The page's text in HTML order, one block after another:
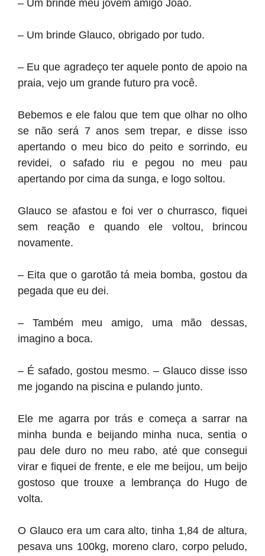
– Um brinde meu jovem amigo João.
– Um brinde Glauco, obrigado por tudo.
– Eu que agradeço ter aquele ponto de apoio na
praia, vejo um grande futuro pra você.
Bebemos e ele falou que tem que olhar no olho
se não será 7 anos sem trepar, e disse isso
apertando o meu bico do peito e sorrindo, eu
revidei, o safado riu e pegou no meu pau
apertando por cima da sunga, e logo soltou.
Glauco se afastou e foi ver o churrasco, fiquei
sem reação e quando ele voltou, brincou
novamente.
– Eita que o garotão tá meia bomba, gostou da
pegada que eu dei.
– Também meu amigo, uma mão dessas,
imagino a boca.
– É safado, gostou mesmo. – Glauco disse isso
me jogando na piscina e pulando junto.
Ele me agarra por trás e começa a sarrar na
minha bunda e beijando minha nuca, sentia o
pau dele duro no meu rabo, até que consegui
virar e fiquei de frente, e ele me beijou, um beijo
gostoso que trouxe a lembrança do Hugo de
volta.
O Glauco era um cara alto, tinha 1,84 de altura,
pesava uns 100kg, moreno claro, corpo peludo,